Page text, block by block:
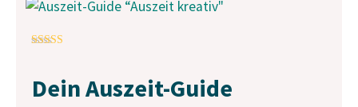
Dein Auszeit-Guide